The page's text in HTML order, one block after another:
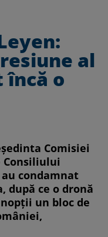
al
încă o
Comisiei
Consiliului
condamnat
după ce o dronă
un bloc de